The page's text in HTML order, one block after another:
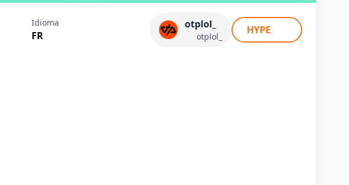
Idioma
FR
otplol_
otplol_
HYPE